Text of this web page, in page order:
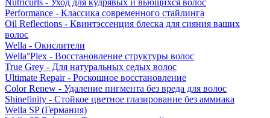
Nutricurls - Уход для кудрявых и вьющихся волос
Performance - Классика современного стайлинга
Oil Reflections - Квинтэссенция блеска для сияния ваших
волос
Wella - Окислители
Wella°Plex - Восстановление структуры волос
True Grey - Для натуральных седых волос
Ultimate Repair - Роскошное восстановление
Color Renew - Удаление пигмента без вреда для волос
Shinefinity - Стойкое цветное глазирование без аммиака
Wella SP (Германия)